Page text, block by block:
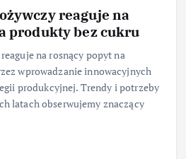
reaguje na
produkty bez cukru
na rosnący popyt na
wprowadzanie innowacyjnych
produkcyjnej. Trendy i potrzeby
latach obserwujemy znaczący